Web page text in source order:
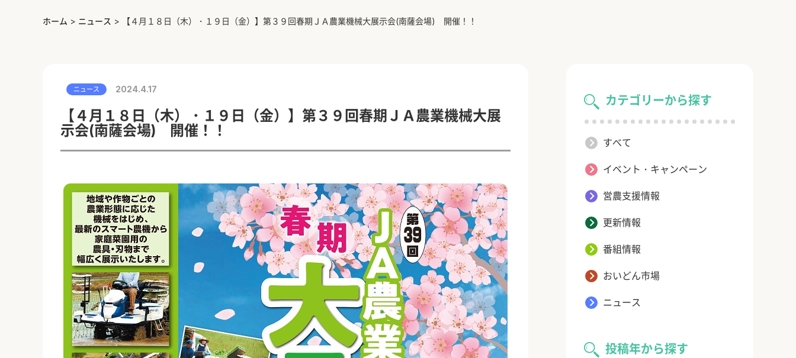
ホーム > ニュース > 【４月１８日（木）・１９日（金）】第３９回春期ＪＡ農業機械大展示会(南薩会場) 開催！！
カテゴリーから探す
すべて
イベント・キャンペーン
営農支援情報
更新情報
番組情報
おいどん市場
ニュース
投稿年から探す
ニュース 2024.4.17
【４月１８日（木）・１９日（金）】第３９回春期ＪＡ農業機械大展
示会(南薩会場) 開催！！